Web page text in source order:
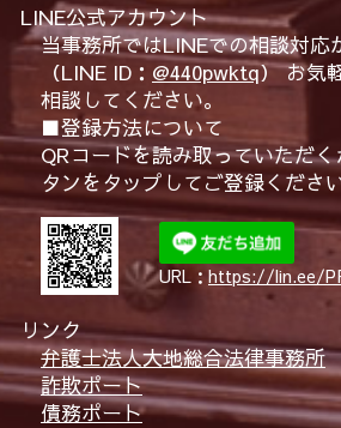
LINE公式アカウント
当事務所ではLINEでの相談対応
（LINE ID： @440pwktq） お気
相談してください。
■登録方法について
QRコードを読み取っていただ
タンをタップしてご登録ください
URL： https://lin.ee/
リンク
弁護士法人大地総合法律事務所
詐欺ポート
債務ポート